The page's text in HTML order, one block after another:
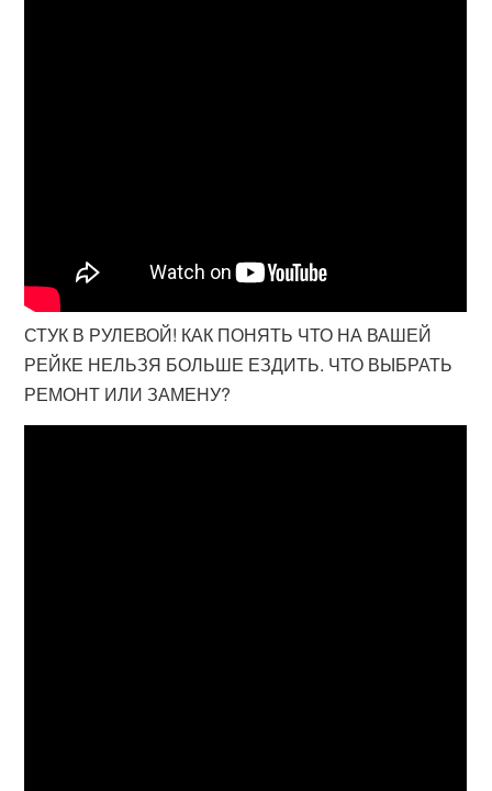
СТУК В РУЛЕВОЙ! КАК ПОНЯТЬ ЧТО НА ВАШЕЙ
РЕЙКЕ НЕЛЬЗЯ БОЛЬШЕ ЕЗДИТЬ. ЧТО ВЫБРАТЬ
РЕМОНТ ИЛИ ЗАМЕНУ?